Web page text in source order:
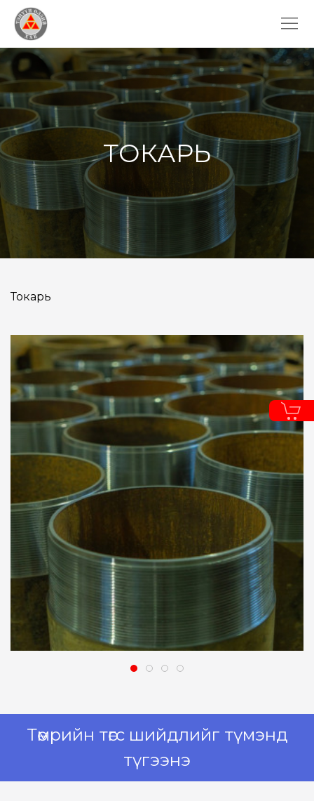
ТОКАРЬ
Токарь
Төмрийн төгс шийдлийг түмэнд
түгээнэ